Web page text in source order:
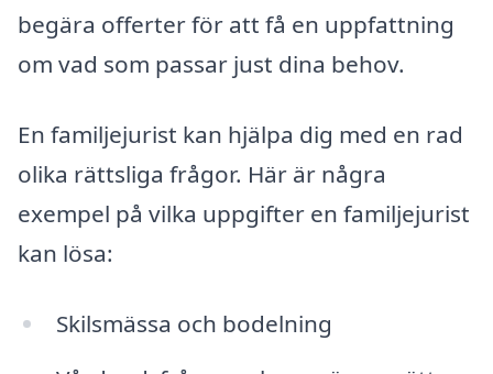
begära offerter för att få en uppfattning
om vad som passar just dina behov.
En familjejurist kan hjälpa dig med en rad
olika rättsliga frågor. Här är några
exempel på vilka uppgifter en familjejurist
kan lösa:
Skilsmässa och bodelning